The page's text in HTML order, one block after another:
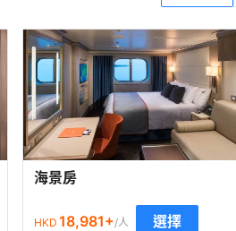
海景房
HKD 18,981+/人 選擇